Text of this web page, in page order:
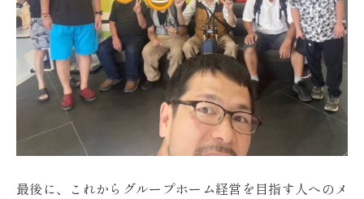
最後に、これからグループホーム経営を目指す人へのメ